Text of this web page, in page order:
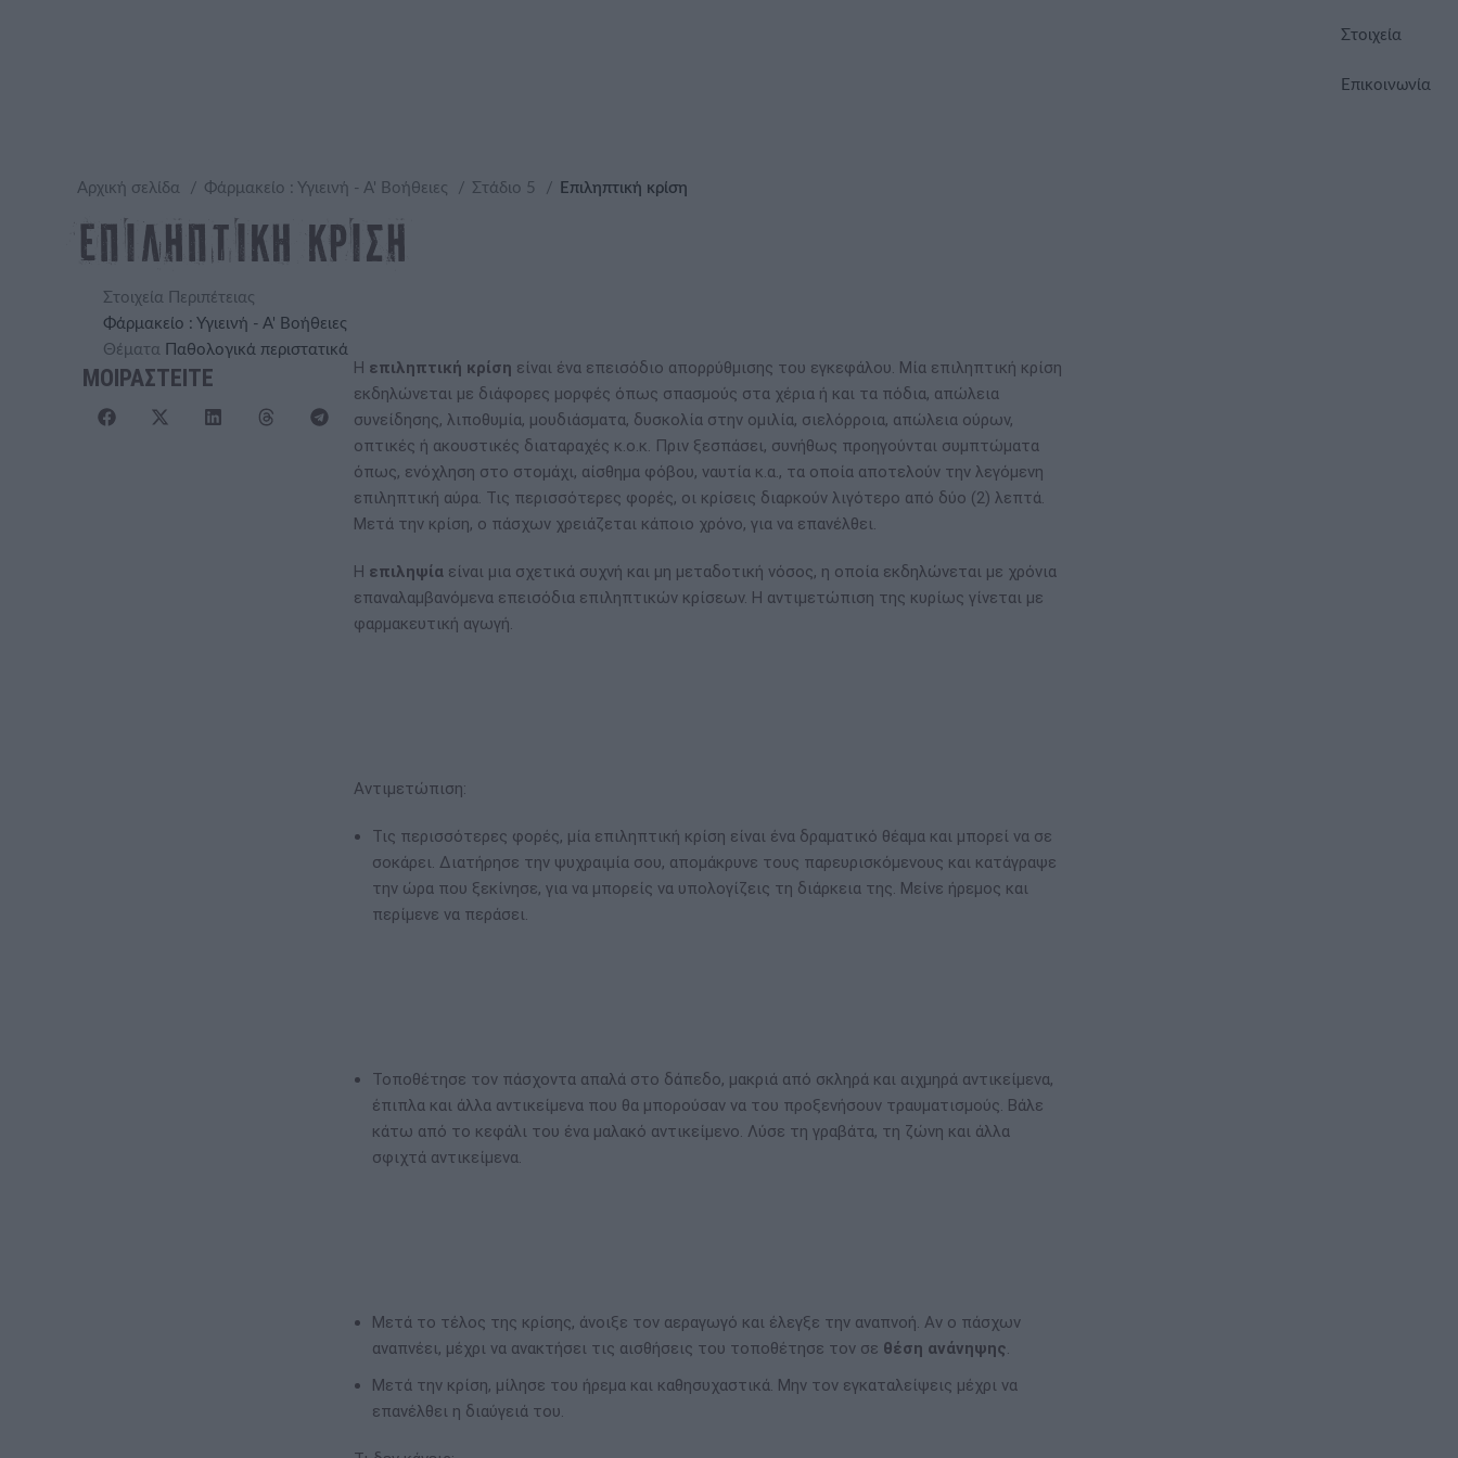
Στοιχεία
Επικοινωνία
Αρχική σελίδα Φάρμακείο : Υγιεινή - Α' Βοήθειες Στάδιο 5 Επιληπτική κρίση
Επιληπτική κρίση
Στοιχεία Περιπέτειας
Φάρμακείο : Υγιεινή - Α' Βοήθειες
Θέματα
Παθολογικά περιστατικά
ΜΟΙΡΑΣΤΕΙΤΕ Η επιληπτική κρίση είναι ένα επεισόδιο απορρύθμισης του εγκεφάλου. Μία επιληπτική κρίση
εκδηλώνεται με διάφορες μορφές όπως σπασμούς στα χέρια ή και τα πόδια, απώλεια
συνείδησης, λιποθυμία, μουδιάσματα, δυσκολία στην ομιλία, σιελόρροια, απώλεια ούρων,
οπτικές ή ακουστικές διαταραχές κ.ο.κ. Πριν ξεσπάσει, συνήθως προηγούνται συμπτώματα
όπως, ενόχληση στο στομάχι, αίσθημα φόβου, ναυτία κ.α., τα οποία αποτελούν την λεγόμενη
επιληπτική αύρα. Τις περισσότερες φορές, οι κρίσεις διαρκούν λιγότερο από δύο (2) λεπτά.
Μετά την κρίση, ο πάσχων χρειάζεται κάποιο χρόνο, για να επανέλθει.
Η επιληψία είναι μια σχετικά συχνή και μη μεταδοτική νόσος, η οποία εκδηλώνεται με χρόνια
επαναλαμβανόμενα επεισόδια επιληπτικών κρίσεων. Η αντιμετώπιση της κυρίως γίνεται με
φαρμακευτική αγωγή.
Αντιμετώπιση:
Τις περισσότερες φορές, μία επιληπτική κρίση είναι ένα δραματικό θέαμα και μπορεί να σε
σοκάρει. Διατήρησε την ψυχραιμία σου, απομάκρυνε τους παρευρισκόμενους και κατάγραψε
την ώρα που ξεκίνησε, για να μπορείς να υπολογίζεις τη διάρκεια της. Μείνε ήρεμος και
περίμενε να περάσει.
Τοποθέτησε τον πάσχοντα απαλά στο δάπεδο, μακριά από σκληρά και αιχμηρά αντικείμενα,
έπιπλα και άλλα αντικείμενα που θα μπορούσαν να του προξενήσουν τραυματισμούς. Βάλε
κάτω από το κεφάλι του ένα μαλακό αντικείμενο. Λύσε τη γραβάτα, τη ζώνη και άλλα
σφιχτά αντικείμενα.
Μετά το τέλος της κρίσης, άνοιξε τον αεραγωγό και έλεγξε την αναπνοή. Αν ο πάσχων
αναπνέει, μέχρι να ανακτήσει τις αισθήσεις του τοποθέτησε τον σε θέση ανάνηψης.
Μετά την κρίση, μίλησε του ήρεμα και καθησυχαστικά. Μην τον εγκαταλείψεις μέχρι να
επανέλθει η διαύγειά του.